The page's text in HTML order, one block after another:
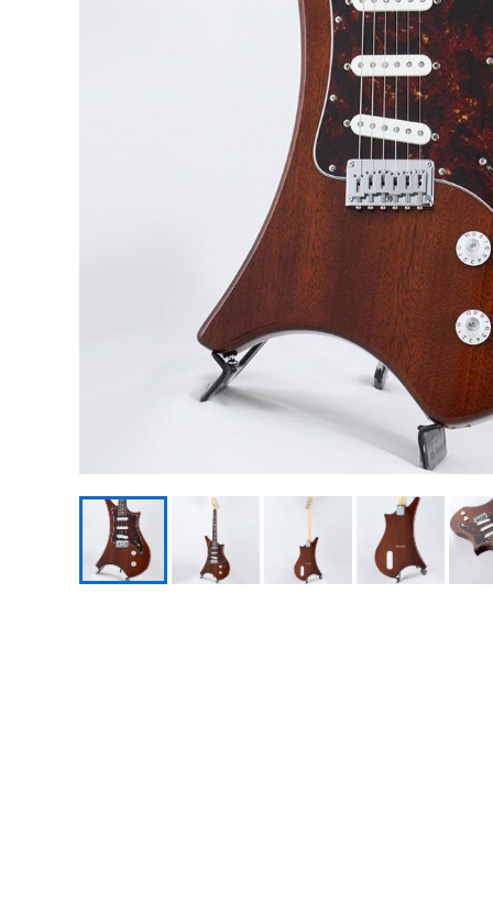
ヴィンテージ